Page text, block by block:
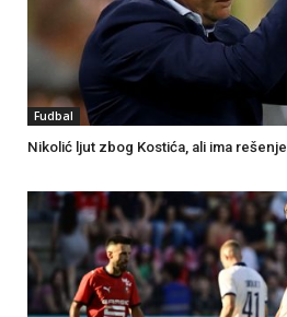
Fudbal
Nikolić ljut zbog Kostića, ali ima rešenje